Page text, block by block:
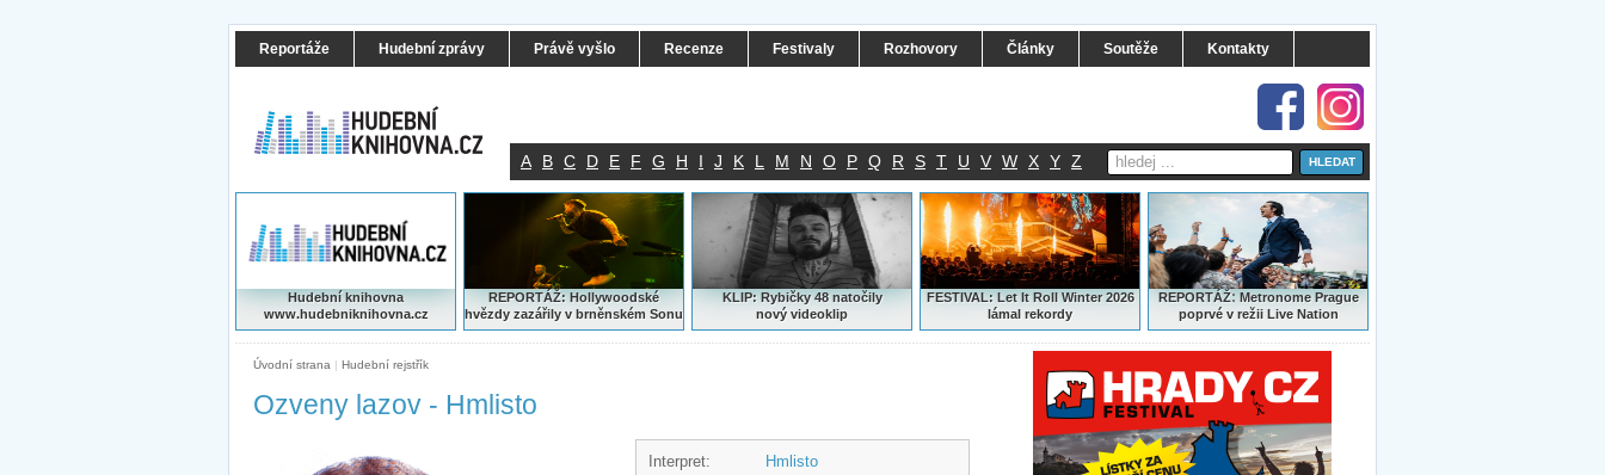
Reportáže Hudební zprávy Právě vyšlo Recenze Festivaly Rozhovory Články Soutěže Kontakty
A B C D E F G H I J K L M N O P Q R S T U V W X Y Z
Hudební knihovna
www.hudebniknihovna.cz
REPORTÁŽ: Hollywoodské
hvězdy zazářily v brněnském Sonu
KLIP: Rybičky 48 natočily
nový videoklip
FESTIVAL: Let It Roll Winter 2026
lámal rekordy
REPORTÁŽ:Metronome Prague
poprvé v režii Live Nation
Úvodní strana | Hudební rejstřík
Ozveny lazov - Hmlisto
Interpret:
Hmlisto